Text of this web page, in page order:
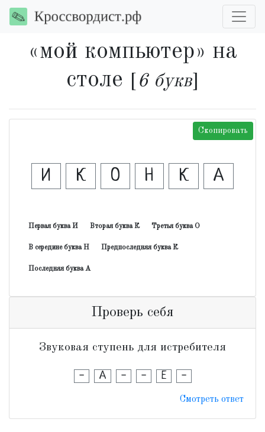
«мой компьютер» на
столе
6 букв]
Скопировать
И К О Н К А
Первая буква И Вторая буква К Третья буква О
В середине буква Н Предпоследняя буква К
Последняя буква А
Проверь себя
Звуковая ступень для истребителя
- А - - Е -
Смотреть ответ